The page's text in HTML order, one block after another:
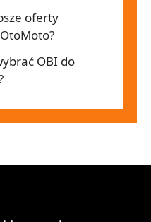
oferty
OBI do